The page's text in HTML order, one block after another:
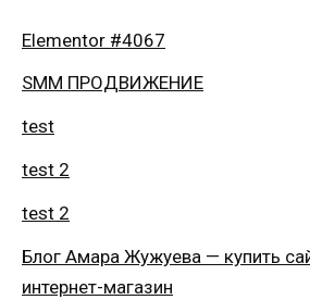
Elementor #4067
SMM ПРОДВИЖЕНИЕ
test
test 2
test 2
Блог Амара Жужуева — купить
интернет-магазин